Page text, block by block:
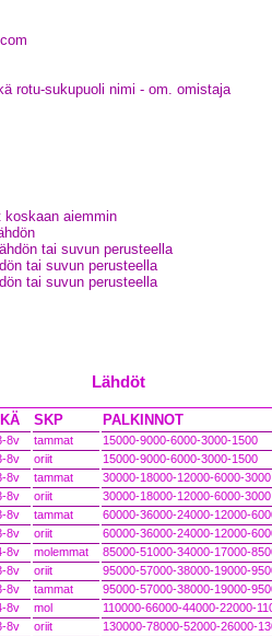
rotu-sukupuoli nimi - om. omistaja
koskaan aiemmin
tai suvun perusteella
tai suvun perusteella
tai suvun perusteella
Lähdöt
SKP PALKINNOT
8v tammat
15000-9000-6000-3000-1500
8v oriit
15000-9000-6000-3000-1500
8v tammat
30000-18000-12000-6000-3000
8v oriit
30000-18000-12000-6000-3000
8v tammat
60000-36000-24000-12000-
8v oriit
60000-36000-24000-12000-
8v molemmat
85000-51000-34000-17000-
8v oriit
95000-57000-38000-19000-
8v tammat
95000-57000-38000-19000-
8v mol
110000-66000-44000-22000-
8v oriit
130000-78000-52000-26000-